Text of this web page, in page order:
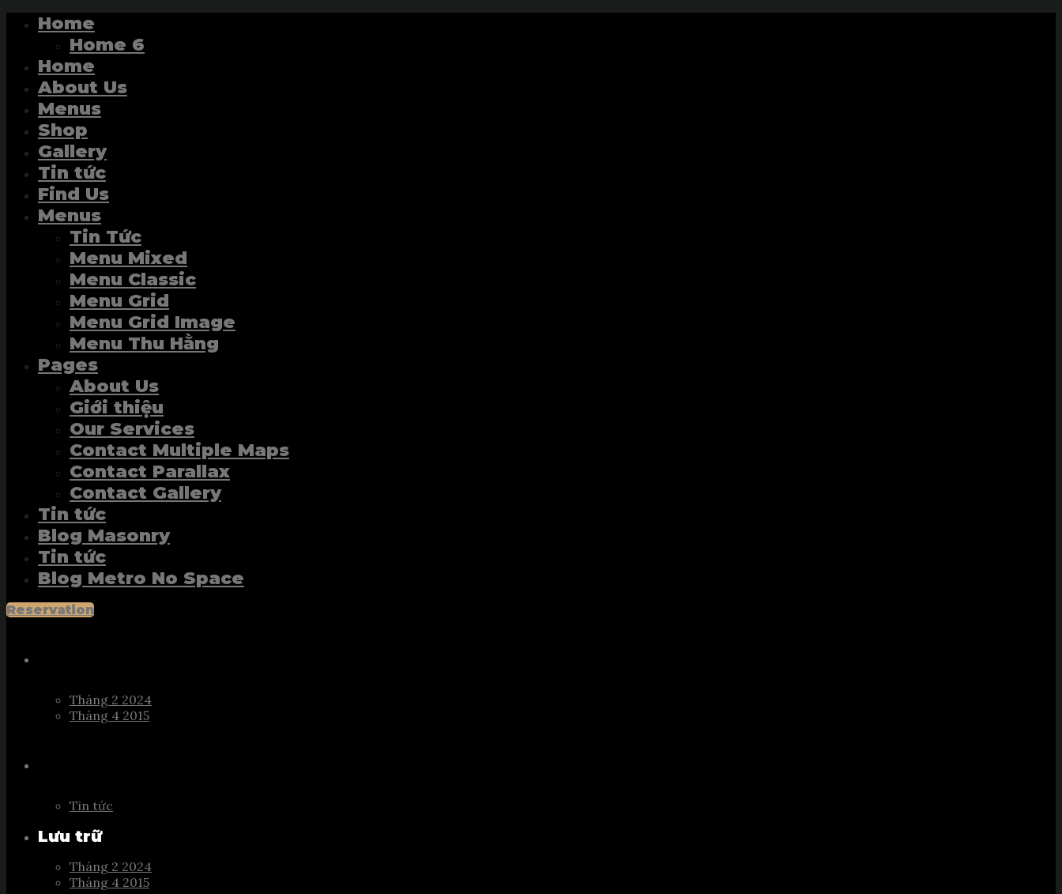
Home
Home 6
Home
About Us
Menus
Shop
Gallery
Tin tức
Find Us
Menus
Tin Tức
Menu Mixed
Menu Classic
Menu Grid
Menu Grid Image
Menu Thu Hằng
Pages
About Us
Giới thiệu
Our Services
Contact Multiple Maps
Contact Parallax
Contact Gallery
Tin tức
Blog Masonry
Tin tức
Blog Metro No Space
Reservation
Tháng 2 2024
Tháng 4 2015
Tin tức
Lưu trữ
Tháng 2 2024
Tháng 4 2015